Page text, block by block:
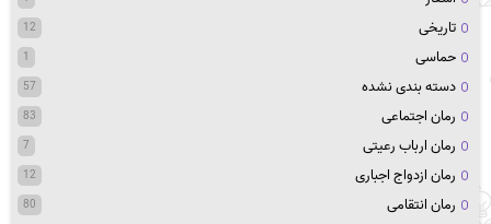
تاریخی 12
حماسی 1
دسته بندی نشده 57
رمان اجتماعی 83
رمان ارباب رعیتی 7
رمان ازدواج اجباری 12
رمان انتقامی 80